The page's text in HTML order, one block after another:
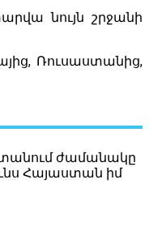
նույն շրջանի
Ռուսաստանից,
ժամանակը
Հայաստան իմ